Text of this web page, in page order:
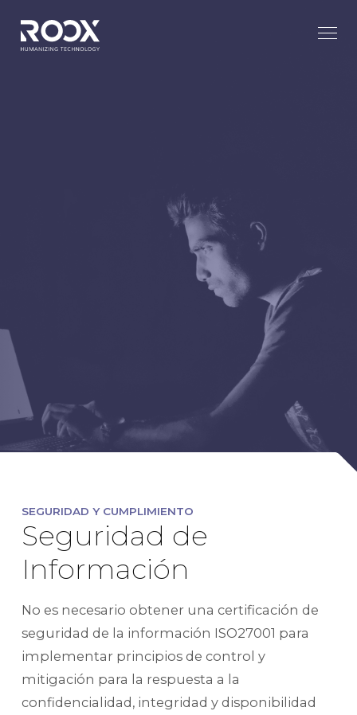
SEGURIDAD Y CUMPLIMIENTO
Seguridad de
Información
No es necesario obtener una certificación de
seguridad de la información ISO27001 para
implementar principios de control y
mitigación para la respuesta a la
confidencialidad, integridad y disponibilidad